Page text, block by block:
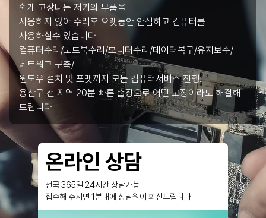
쉽게 고장나는 저가의 부품을
사용하지 않아 수리후 오랫동안 안심하고 컴퓨터를
사용하실수 있습니다.
컴퓨터수리/노트북수리/모니터수리/데이터복구/유지보수/
네트워크 구축/
윈도우 설치 및 포맷까지 모든 컴퓨터서비스 진행.
용산구 전 지역 20분 빠른 출장으로 어떤 고장이라도 해결해
드립니다.
온라인 상담
전국 365일 24시간 상담가능
접수해 주시면 1분내에 상담원이 회신드립니다